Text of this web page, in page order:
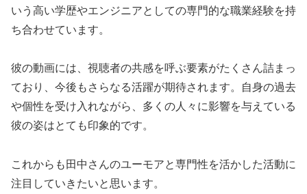
いう高い学歴やエンジニアとしての専門的な職業経験を持
ち合わせています。
彼の動画には、視聴者の共感を呼ぶ要素がたくさん詰まっ
ており、今後もさらなる活躍が期待されます。自身の過去
や個性を受け入れながら、多くの人々に影響を与えている
彼の姿はとても印象的です。
これからも田中さんのユーモアと専門性を活かした活動に
注目していきたいと思います。